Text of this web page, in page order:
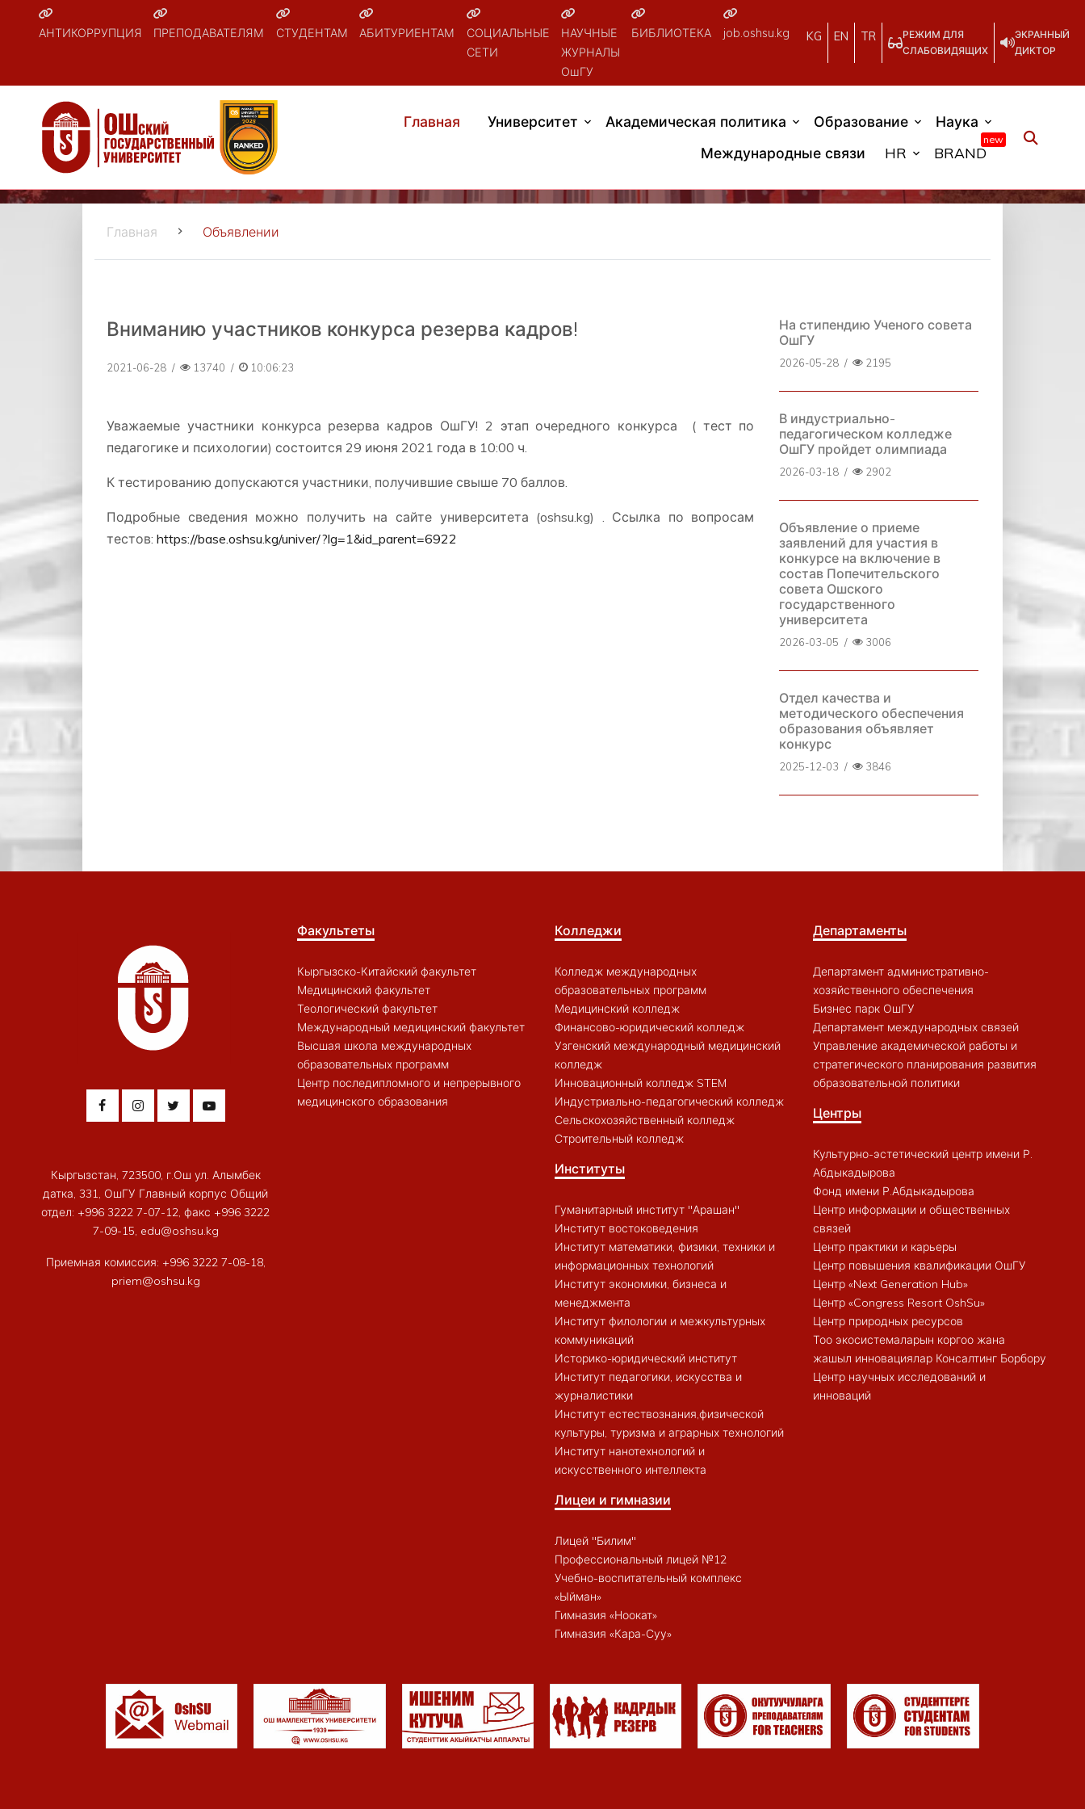
АНТИКОРРУПЦИЯ ПРЕПОДАВАТЕЛЯМ СТУДЕНТАМ АБИТУРИЕНТАМ
СОЦИАЛЬНЫЕ
СЕТИ
НАУЧНЫЕ
ЖУРНАЛЫ
ОшГУ
БИБЛИОТЕКА job.oshsu.kg KG EN TR
РЕЖИМ ДЛЯ
СЛАБОВИДЯЩИХ
ЭКРАННЫЙ
ДИКТОР
Главная Университет Академическая политика Образование
Наука
Международные связи
HR BRAND
new
Главная Объявлении
Вниманию участников конкурса резерва кадров!
2021-06-28 / 13740 / 10:06:23
Уважаемые участники конкурса резерва кадров ОшГУ! 2 этап очередного конкурса ( тест по
педагогике и психологии) состоится 29 июня 2021 года в 10:00 ч.
К тестированию допускаются участники, получившие свыше 70 баллов.
Подробные сведения можно получить на сайте университета (oshsu.kg) . Ссылка по вопросам
тестов: https://base.oshsu.kg/univer/?lg=1&id_parent=6922
На стипендию Ученого совета
ОшГУ
2026-05-28 / 2195
В индустриально-
педагогическом колледже
ОшГУ пройдет олимпиада
2026-03-18 / 2902
Объявление о приеме
заявлений для участия в
конкурсе на включение в
состав Попечительского
совета Ошского
государственного
университета
2026-03-05 / 3006
Отдел качества и
методического обеспечения
образования объявляет
конкурс
2025-12-03 / 3846
Кыргызстан, 723500, г.Ош ул. Алымбек
датка, 331, ОшГУ Главный корпус Общий
отдел: +996 3222 7-07-12, факс +996 3222
7-09-15, edu@oshsu.kg
Приемная комиссия: +996 3222 7-08-18,
priem@oshsu.kg
Факультеты
Кыргызско-Китайский факультет
Медицинский факультет
Теологический факультет
Международный медицинский факультет
Высшая школа международных
образовательных программ
Центр последипломного и непрерывного
медицинского образования
Колледжи
Колледж международных
образовательных программ
Медицинский колледж
Финансово-юридический колледж
Узгенский международный медицинский
колледж
Инновационный колледж STEM
Индустриально-педагогический колледж
Сельскохозяйственный колледж
Строительный колледж
Институты
Гуманитарный институт "Арашан"
Институт востоковедения
Институт математики, физики, техники и
информационных технологий
Институт экономики, бизнеса и
менеджмента
Институт филологии и межкультурных
коммуникаций
Историко-юридический институт
Институт педагогики, искусства и
журналистики
Институт естествознания,физической
культуры, туризма и аграрных технологий
Институт нанотехнологий и
искусственного интеллекта
Лицеи и гимназии
Лицей "Билим"
Профессиональный лицей №12
Учебно-воспитательный комплекс
«Ыйман»
Гимназия «Ноокат»
Гимназия «Кара-Суу»
Департаменты
Департамент административно-
хозяйственного обеспечения
Бизнес парк ОшГУ
Департамент международных связей
Управление академической работы и
стратегического планирования развития
образовательной политики
Центры
Культурно-эстетический центр имени Р.
Абдыкадырова
Фонд имени Р.Абдыкадырова
Центр информации и общественных
связей
Центр практики и карьеры
Центр повышения квалификации ОшГУ
Центр «Next Generation Hub»
Центр «Congress Resort OshSu»
Центр природных ресурсов
Тоо экосистемаларын коргоо жана
жашыл инновациялар Консалтинг Борбору
Центр научных исследований и
инноваций